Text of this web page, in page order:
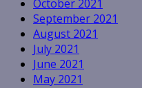
October 2021
September 2021
August 2021
July 2021
June 2021
May 2021